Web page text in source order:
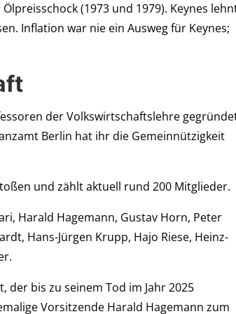
(1973 und 1979). Keynes
Inflation war nie ein Ausweg für Keynes;
der Volkswirtschaftslehre
Berlin hat ihr die Gemeinnützigkeit
und zählt aktuell rund 200 Mitglieder.
Harald Hagemann, Gustav Horn, Peter
Hans-Jürgen Krupp, Hajo Riese, Heinz-
bis zu seinem Tod im Jahr 2025
Vorsitzende Harald Hagemann zum